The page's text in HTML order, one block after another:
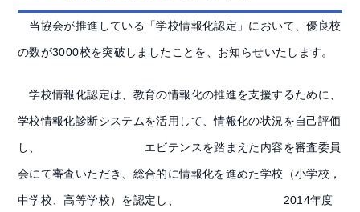
当協会が推進している「学校情報化認定」において、優良校
の数が3000校を突破しましたことを、お知らせいたします。
学校情報化認定は、教育の情報化の推進を支援するために、
学校情報化診断システムを活用して、情報化の状況を自己評価
し、 エビテンスを踏まえた内容を審査委員
会にて審査いただき、総合的に情報化を進めた学校（小学校，
中学校、高等学校）を認定し、 2014年度